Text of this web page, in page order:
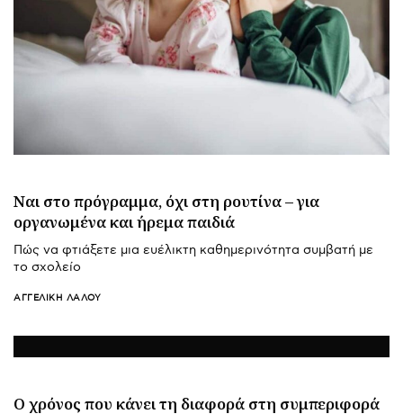
Ναι στο πρόγραμμα, όχι στη ρουτίνα – για
οργανωμένα και ήρεμα παιδιά
Πώς να φτιάξετε μια ευέλικτη καθημερινότητα συμβατή με
το σχολείο
ΑΓΓΕΛΙΚΉ ΛΆΛΟΥ
Ο χρόνος που κάνει τη διαφορά στη συμπεριφορά